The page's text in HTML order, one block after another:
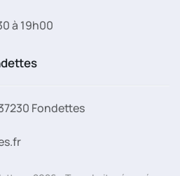
à 19h00
Fondettes